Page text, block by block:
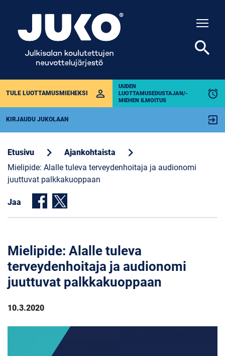
TULE LUOTTAMUSMIEHEKSI perm_identity
UUDEN
LUOTTAMUSEDUSTAJAN/-
MIEHEN ILMOITUS
alarm
KIRJAUDU JUKOLAAN exit_to_app
search
Etusivu chevron_right Ajankohtaista chevron_right
Mielipide: Alalle tuleva terveydenhoitaja ja audionomi
juuttuvat palkkakuoppaan
Jaa
Mielipide: Alalle tuleva
terveydenhoitaja ja audionomi
juuttuvat palkkakuoppaan
10.3.2020